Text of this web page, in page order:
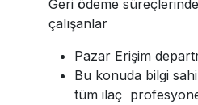
Geri ödeme
çalışanlar
Pazar Erişim
Bu konuda bilgi
tüm ilaç